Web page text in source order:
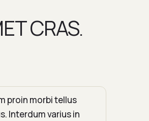
CRAS.
proin morbi tellus
Interdum varius in